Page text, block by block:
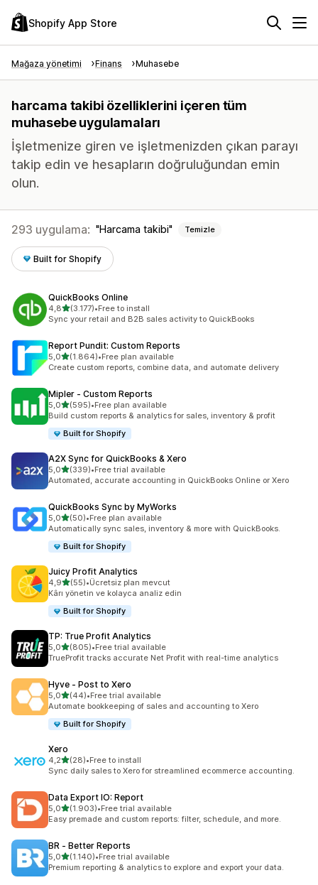
Shopify App Store
Mağaza yönetimi Finans Muhasebe
harcama takibi özelliklerini içeren tüm
muhasebe uygulamaları
İşletmenize giren ve işletmenizden çıkan parayı
takip edin ve hesapların doğruluğundan emin
olun.
293 uygulama: Harcama takibi Temizle
Built for Shopify
QuickBooks Online
4,85 yıldız üzerinden
(3.177)
toplam 3177 değerlendirme
•Free to install
Sync your retail and B2B sales activity to QuickBooks
Report Pundit: Custom Reports
5,05 yıldız üzerinden
(1.864)
toplam 1864 değerlendirme
•Free plan available
Create custom reports, combine data, and automate delivery
Mipler ‑ Custom Reports
5,05 yıldız üzerinden
(595)
toplam 595 değerlendirme
•Free plan available
Build custom reports & analytics for sales, inventory & profit
Built for Shopify
A2X Sync for QuickBooks & Xero
5,05 yıldız üzerinden
(339)
toplam 339 değerlendirme
•Free trial available
Automated, accurate accounting in QuickBooks Online or Xero
QuickBooks Sync by MyWorks
5,05 yıldız üzerinden
(50)
toplam 50 değerlendirme
•Free plan available
Automatically sync sales, inventory & more with QuickBooks.
Built for Shopify
Juicy Profit Analytics
4,95 yıldız üzerinden
(55)
toplam 55 değerlendirme
•Ücretsiz plan mevcut
Kârı yönetin ve kolayca analiz edin
Built for Shopify
TP: True Profit Analytics
5,05 yıldız üzerinden
(805)
toplam 805 değerlendirme
•Free trial available
TrueProfit tracks accurate Net Profit with real-time analytics
Hyve ‑ Post to Xero
5,05 yıldız üzerinden
(44)
toplam 44 değerlendirme
•Free trial available
Automate bookkeeping of sales and accounting to Xero
Built for Shopify
Xero
4,25 yıldız üzerinden
(28)
toplam 28 değerlendirme
•Free to install
Sync daily sales to Xero for streamlined ecommerce accounting.
Data Export IO: Report
5,05 yıldız üzerinden
(1.903)
toplam 1903 değerlendirme
•Free trial available
Easy premade and custom reports: filter, schedule, and more.
BR ‑ Better Reports
5,05 yıldız üzerinden
(1.140)
toplam 1140 değerlendirme
•Free trial available
Premium reporting & analytics to explore and export your data.